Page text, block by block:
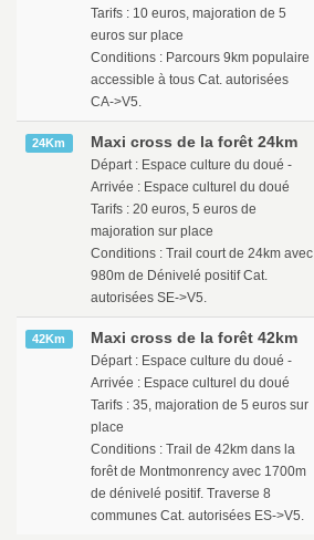
Tarifs : 10 euros, majoration de 5
euros sur place
Conditions : Parcours 9km populaire
accessible à tous Cat. autorisées
CA->V5.
24Km Maxi cross de la forêt 24km
Départ : Espace culture du doué -
Arrivée : Espace culturel du doué
Tarifs : 20 euros, 5 euros de
majoration sur place
Conditions : Trail court de 24km avec
980m de Dénivelé positif Cat.
autorisées SE->V5.
42Km Maxi cross de la forêt 42km
Départ : Espace culture du doué -
Arrivée : Espace culturel du doué
Tarifs : 35, majoration de 5 euros sur
place
Conditions : Trail de 42km dans la
forêt de Montmonrency avec 1700m
de dénivelé positif. Traverse 8
communes Cat. autorisées ES->V5.